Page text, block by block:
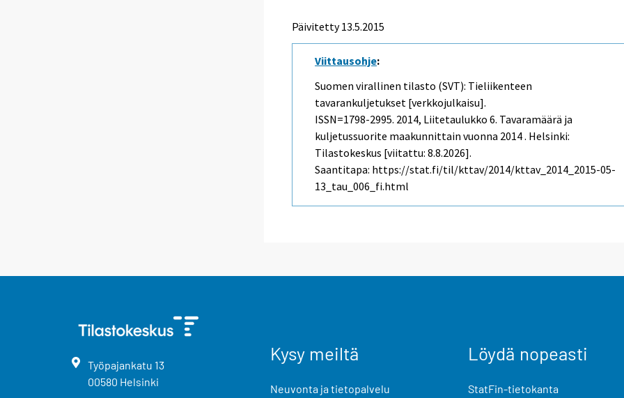
Päivitetty 13.5.2015
Viittausohje:
Suomen virallinen tilasto (SVT): Tieliikenteen
tavarankuljetukset [verkkojulkaisu].
ISSN=1798-2995. 2014, Liitetaulukko 6. Tavaramäärä ja
kuljetussuorite maakunnittain vuonna 2014 . Helsinki:
Tilastokeskus [viitattu: 8.8.2026].
Saantitapa: https://stat.fi/til/kttav/2014/kttav_2014_2015-05-
13_tau_006_fi.html
Työpajankatu 13
00580 Helsinki
Kysy meiltä
Neuvonta ja tietopalvelu
Löydä nopeasti
StatFin-tietokanta